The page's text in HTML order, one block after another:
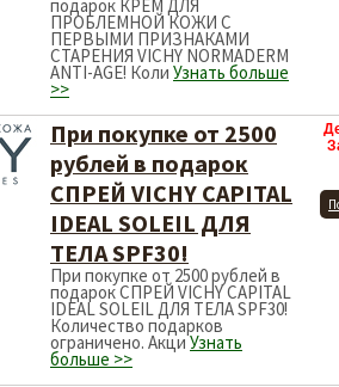
подарок КРЕМ ДЛЯ
ПРОБЛЕМНОЙ КОЖИ С
ПЕРВЫМИ ПРИЗНАКАМИ
СТАРЕНИЯ VICHY NORMADERM
ANTI-AGE! Коли Узнать больше
>>
При покупке от 2500
рублей в подарок
СПРЕЙ VICHY CAPITAL
IDEAL SOLEIL ДЛЯ
ТЕЛА SPF30!
При покупке от 2500 рублей в
подарок СПРЕЙ VICHY CAPITAL
IDEAL SOLEIL ДЛЯ ТЕЛА SPF30!
Количество подарков
ограничено. АкциУзнать
больше >>